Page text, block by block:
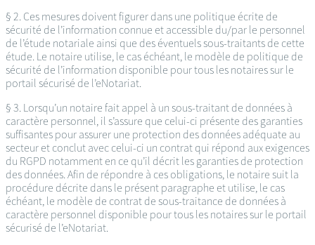
§ 2. Ces mesures doivent figurer dans une politique écrite de
sécurité de l’information connue et accessible du/par le personnel
de l’étude notariale ainsi que des éventuels sous-traitants de cette
étude. Le notaire utilise, le cas échéant, le modèle de politique de
sécurité de l’information disponible pour tous les notaires sur le
portail sécurisé de l’eNotariat.
§ 3. Lorsqu’un notaire fait appel à un sous-traitant de données à
caractère personnel, il s’assure que celui-ci présente des garanties
suffisantes pour assurer une protection des données adéquate au
secteur et conclut avec celui-ci un contrat qui répond aux exigences
du RGPD notamment en ce qu’il décrit les garanties de protection
des données. Afin de répondre à ces obligations, le notaire suit la
procédure décrite dans le présent paragraphe et utilise, le cas
échéant, le modèle de contrat de sous-traitance de données à
caractère personnel disponible pour tous les notaires sur le portail
sécurisé de l’eNotariat.